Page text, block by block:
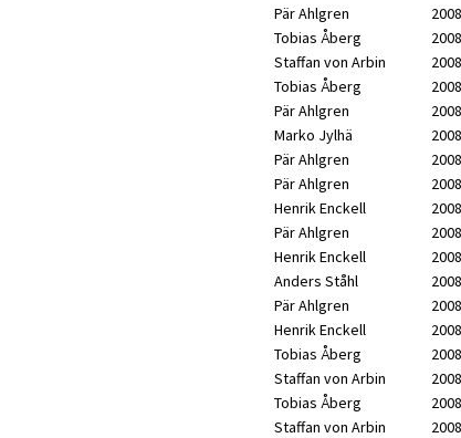
Pär Ahlgren
Tobias Åberg
Staffan von Arbin
Tobias Åberg
Pär Ahlgren
Marko Jylhä
Pär Ahlgren
Pär Ahlgren
Henrik Enckell
Pär Ahlgren
Henrik Enckell
Anders Ståhl
Pär Ahlgren
Henrik Enckell
Tobias Åberg
Staffan von Arbin
Tobias Åberg
Staffan von Arbin